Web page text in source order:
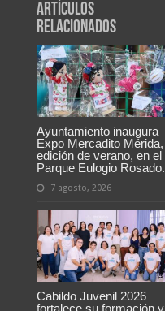
Artículos
relacionados
Ayuntamiento inaugura
Expo Mercadito Mérida,
edición de verano, en el
Parque Eulogio Rosado.
7 agosto, 2026
Cabildo Juvenil 2026
fortalece su formación y